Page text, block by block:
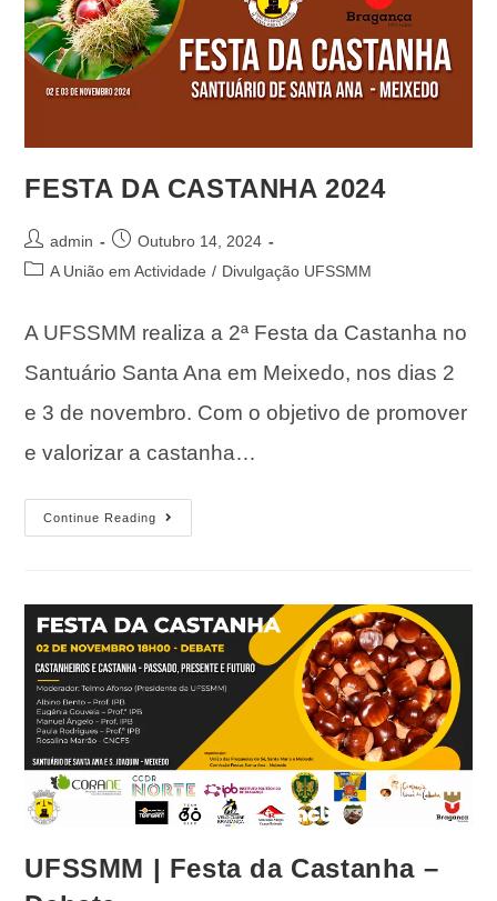
FESTA DA CASTANHA 2024
admin
Outubro 14, 2024
A União em Actividade / Divulgação UFSSMM
A UFSSMM realiza a 2ª Festa da Castanha no
Santuário Santa Ana em Meixedo, nos dias 2
e 3 de novembro. Com o objetivo de promover
e valorizar a castanha…
Continue Reading
UFSSMM | Festa da Castanha –